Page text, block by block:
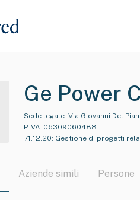
Ge Power
Sede legale: Via Giovanni Del
P.IVA: 06309060488
71.12.20: Gestione di progetti
Aziende simili Persone